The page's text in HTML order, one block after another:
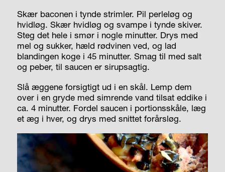
Skær baconen i tynde strimler. Pil perleløg og
hvidløg. Skær hvidløg og svampe i tynde skiver.
Steg det hele i smør i nogle minutter. Drys med
mel og sukker, hæld rødvinen ved, og lad
blandingen koge i 45 minutter. Smag til med salt
og peber, til saucen er sirupsagtig.
Slå æggene forsigtigt ud i en skål. Lemp dem
over i en gryde med simrende vand tilsat eddike i
ca. 4 minutter. Fordel saucen i portionsskåle, læg
et æg i hver, og drys med snittet forårsløg.